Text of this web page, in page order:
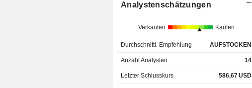
Analystenschätzungen
Verkaufen Kaufen
Durchschnittl. Empfehlung AUFSTOCKEN
Anzahl Analysten 14
Letzter Schlusskurs 586,67USD